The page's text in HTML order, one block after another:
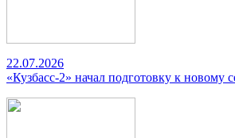
22.07.2026
«Кузбасс-2» начал подготовку к новому